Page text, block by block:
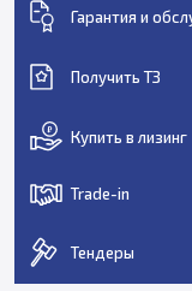
Гарантия и
Получить ТЗ
Купить в лизинг
Trade-in
Тендеры